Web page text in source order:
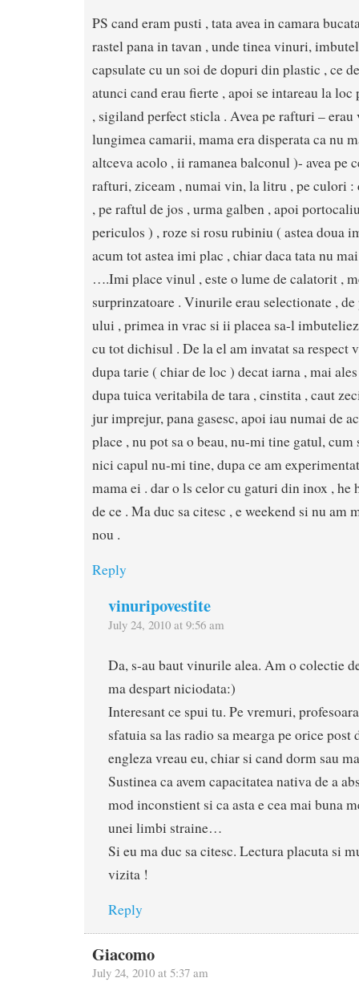
PS cand eram pusti , tata avea in camara
rastel pana in tavan , unde tinea vinuri,
capsulate cu un soi de dopuri din plastic , ce
atunci cand erau fierte , apoi se intareau la
, sigiland perfect sticla . Avea pe rafturi – erau
lungimea camarii, mama era disperata ca nu
altceva acolo , ii ramanea balconul )- avea pe
rafturi, ziceam , numai vin, la litru , pe culori :
, pe raftul de jos , urma galben , apoi
periculos ) , roze si rosu rubiniu ( astea doua
acum tot astea imi plac , chiar daca tata nu
….Imi place vinul , este o lume de calatorit ,
surprinzatoare . Vinurile erau selectionate ,
ului , primea in vrac si ii placea sa-l
cu tot dichisul . De la el am invatat sa respect
dupa tarie ( chiar de loc ) decat iarna , mai
dupa tuica veritabila de tara , cinstita , caut
jur imprejur, pana gasesc, apoi iau numai de
place , nu pot sa o beau, nu-mi tine gatul, cum
nici capul nu-mi tine, dupa ce am
mama ei . dar o ls celor cu gaturi din inox ,
de ce . Ma duc sa citesc , e weekend si nu am
nou .
Reply
vinuripovestite
July 24, 2010 at 9:56 am
Da, s-au baut vinurile alea. Am o colectie
ma despart niciodata:)
Interesant ce spui tu. Pe vremuri,
sfatuia sa las radio sa mearga pe orice
engleza vreau eu, chiar si cand dorm sau
Sustinea ca avem capacitatea nativa de a
mod inconstient si ca asta e cea mai buna
unei limbi straine…
Si eu ma duc sa citesc. Lectura placuta si
vizita !
Reply
Giacomo
July 24, 2010 at 5:37 am